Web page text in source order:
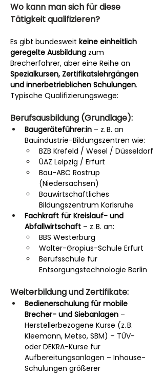
Wo kann man sich für diese
Tätigkeit qualifizieren?
Es gibt bundesweit keine einheitlich
geregelte Ausbildung zum
Brecherfahrer, aber eine Reihe an
Spezialkursen, Zertifikatslehrgängen
und innerbetrieblichen Schulungen.
Typische Qualifizierungswege:
Berufsausbildung (Grundlage):
Baugeräteführer:in – z. B. an
Bauindustrie-Bildungszentren wie:
BZB Krefeld / Wesel / Düsseldorf
ÜAZ Leipzig / Erfurt
Bau-ABC Rostrup
(Niedersachsen)
Bauwirtschaftliches
Bildungszentrum Karlsruhe
Fachkraft für Kreislauf- und
Abfallwirtschaft – z. B. an:
BBS Westerburg
Walter-Gropius-Schule Erfurt
Berufsschule für
Entsorgungstechnologie Berlin
Weiterbildung und Zertifikate:
Bedienerschulung für mobile
Brecher- und Siebanlagen –
Herstellerbezogene Kurse (z. B.
Kleemann, Metso, SBM) – TÜV-
oder DEKRA-Kurse für
Aufbereitungsanlagen – Inhouse-
Schulungen größerer